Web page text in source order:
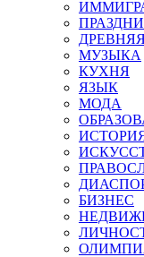
МУЗЫКА
КУХНЯ
ЯЗЫК
МОДА
БИЗНЕС